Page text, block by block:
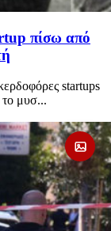
πίσω από
startups
το μυσ...